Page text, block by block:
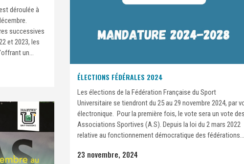
déroulée à
successives
et 2023, les
un...
ÉLECTIONS FÉDÉRALES 2024
Les élections de la Fédération Française du Sport
Universitaire se tiendront du 25 au 29 novembre 2024, par
électronique. Pour la première fois, le vote sera un vote
Associations Sportives (A.S). Depuis la loi du 2 mars 2022
relative au fonctionnement démocratique des fédérations...
23 novembre, 2024